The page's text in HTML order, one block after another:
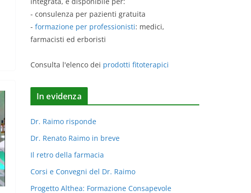
- consulenza per pazienti gratuita
- formazione per professionisti: medici,
farmacisti ed erboristi
Consulta l'elenco dei prodotti fitoterapici
In evidenza
Dr. Raimo risponde
Dr. Renato Raimo in breve
Il retro della farmacia
Corsi e Convegni del Dr. Raimo
Progetto Althea: Formazione Consapevole